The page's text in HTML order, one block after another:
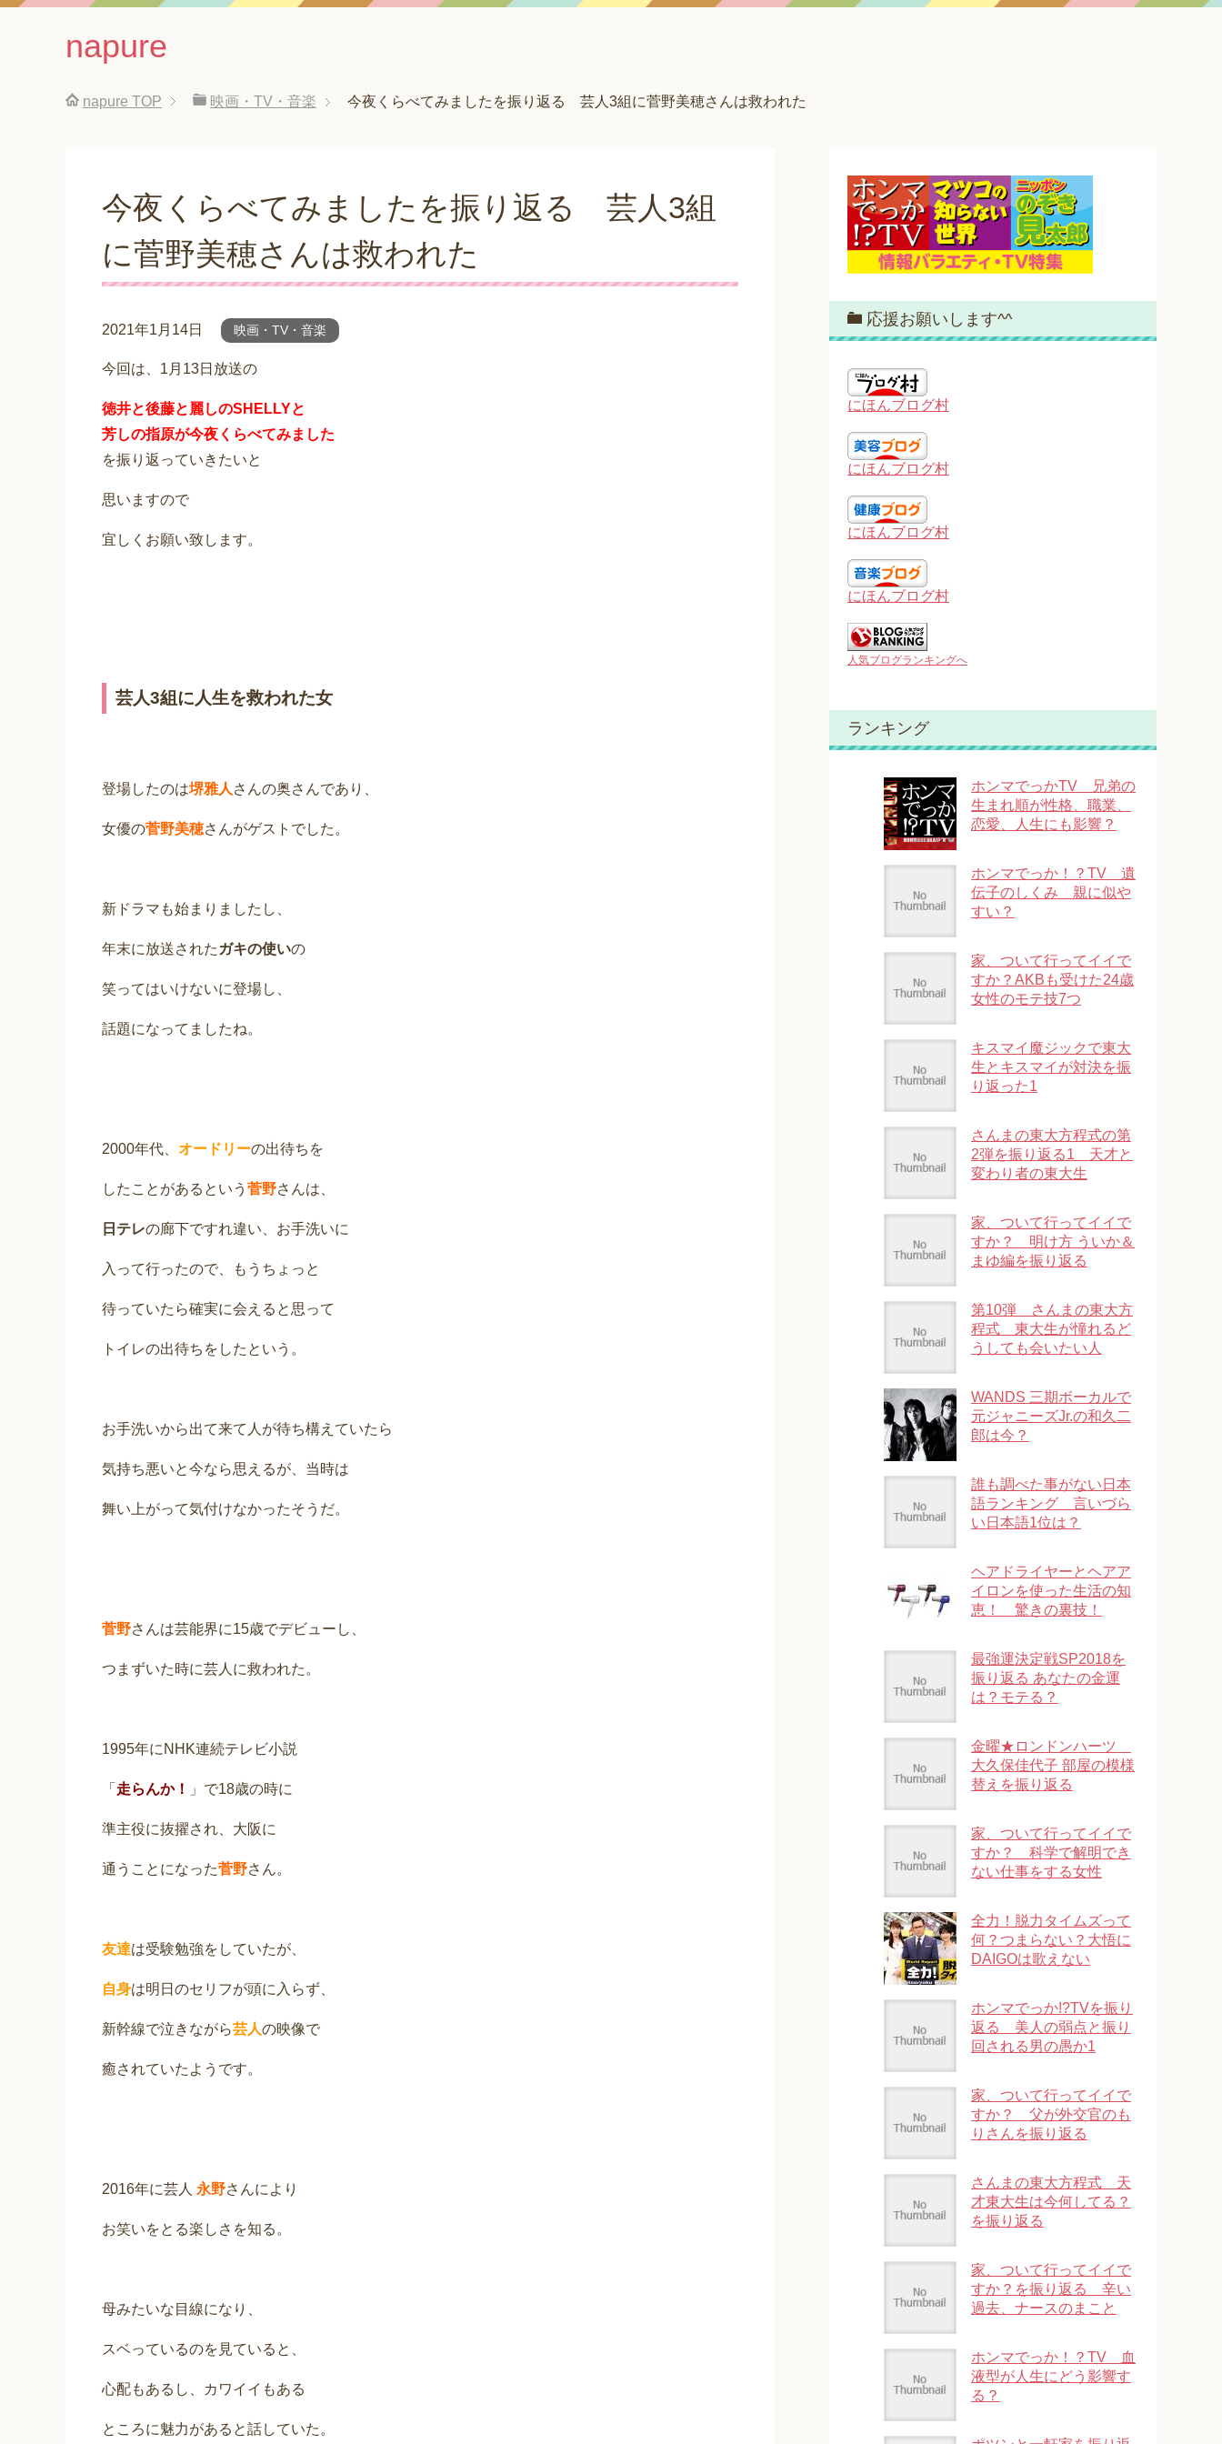
napure
napure TOP 映画・TV・音楽 今夜くらべてみましたを振り返る 芸人3組に菅野美穂さんは救われた
今夜くらべてみましたを振り返る 芸人3組
に菅野美穂さんは救われた
2021年1月14日 映画・TV・音楽
今回は、1月13日放送の
徳井と後藤と麗しのSHELLYと
芳しの指原が今夜くらべてみました
を振り返っていきたいと
思いますので
宜しくお願い致します。
芸人3組に人生を救われた女
登場したのは堺雅人 さんの奥さんであり、
女優の菅野美穂さんがゲストでした。
新ドラマも始まりましたし、
年末に放送された ガキの使いの
笑ってはいけないに登場し、
話題になってましたね。
2000年代、 オードリーの出待ちを
したことがあるという 菅野さんは、
日テレの廊下ですれ違い、お手洗いに
入って行ったので、もうちょっと
待っていたら確実に会えると思って
トイレの出待ちをしたという。
お手洗いから出て来て人が待ち構えていたら
気持ち悪いと今なら思えるが、当時は
舞い上がって気付けなかったそうだ。
菅野さんは芸能界に15歳でデビューし、
つまずいた時に芸人に救われた。
1995年にNHK連続テレビ小説
「 走らんか！ 」で18歳の時に
準主役に抜擢され、大阪に
通うことになった菅野さん。
友達は受験勉強をしていたが、
自身は明日のセリフが頭に入らず、
新幹線で泣きながら芸人の映像で
癒されていたようです。
2016年に芸人 永野さんにより
お笑いをとる楽しさを知る。
母みたいな目線になり、
スベっているのを見ていると、
心配もあるし、カワイイもある
ところに魅力があると話していた。
応援お願いします^^
にほんブログ村
にほんブログ村
にほんブログ村
にほんブログ村
人気ブログランキングへ
ランキング
ホンマでっかTV 兄弟の
生まれ順が性格、職業、
恋愛、人生にも影響？
ホンマでっか！？TV 遺
伝子のしくみ 親に似や
すい？
家、ついて行ってイイで
すか？AKBも受けた24歳
女性のモテ技7つ
キスマイ魔ジックで東大
生とキスマイが対決を振
り返った1
さんまの東大方程式の第
2弾を振り返る1 天才と
変わり者の東大生
家、ついて行ってイイで
すか？ 明け方 ういか＆
まゆ編を振り返る
第10弾 さんまの東大方
程式 東大生が憧れるど
うしても会いたい人
WANDS 三期ボーカルで
元ジャニーズJr.の和久二
郎は今？
誰も調べた事がない日本
語ランキング 言いづら
い日本語1位は？
ヘアドライヤーとヘアア
イロンを使った生活の知
恵！ 驚きの裏技！
最強運決定戦SP2018を
振り返る あなたの金運
は？モテる？
金曜★ロンドンハーツ
大久保佳代子 部屋の模様
替えを振り返る
家、ついて行ってイイで
すか？ 科学で解明でき
ない仕事をする女性
全力！脱力タイムズって
何？つまらない？大悟に
DAIGOは歌えない
ホンマでっか!?TVを振り
返る 美人の弱点と振り
回される男の愚か1
家、ついて行ってイイで
すか？ 父が外交官のも
りさんを振り返る
さんまの東大方程式 天
才東大生は今何してる？
を振り返る
家、ついて行ってイイで
すか？を振り返る 辛い
過去、ナースのまこと
ホンマでっか！？TV 血
液型が人生にどう影響す
る？